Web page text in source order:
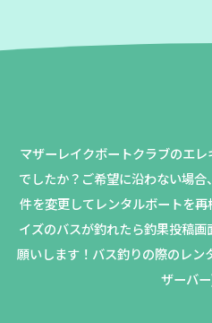
マザーレイクボートクラブのエ
でしたか？ ご希望に沿わない場
件を変更してレンタルボートを再
イズのバスが釣れたら釣果投稿
願いします！バス釣りの際のレン
ザーバ